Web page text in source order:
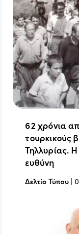
62 χρόνια
τουρκικούς
Τηλλυρίας. Η
ευθύνη
Δελτίο Τύπου |